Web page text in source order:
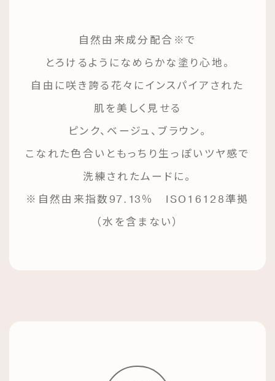
自然由来成分配合※で
とろけるようになめらかな塗り心地。
自由に咲き誇る花々にインスパイアされた
肌を美しく見せる
ピンク、ベージュ、ブラウン。
こなれた色合いともっちり生っぽいツヤ感で
洗練されたムードに。
※自然由来指数97.13％ ISO16128準拠
（水を含まない）